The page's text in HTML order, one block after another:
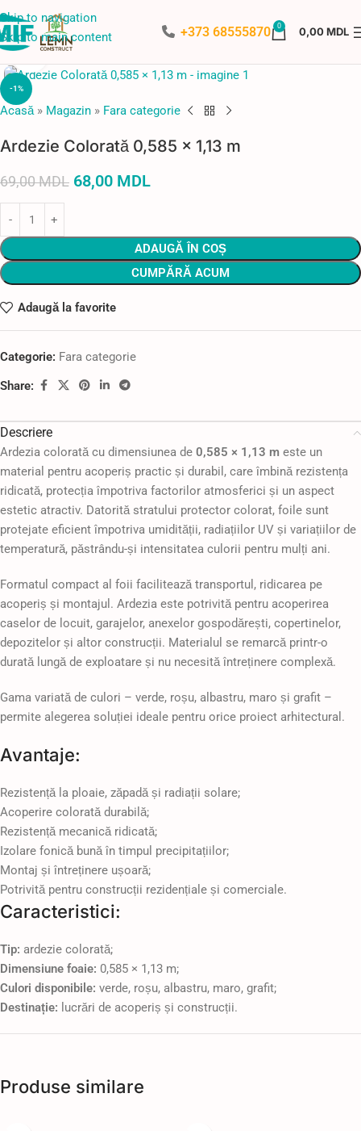
Skip to navigation
Skip to main content
+373 68555870 0 0,00MDL
-1%
Faceți click pentru a mări
Acasă» Magazin » Fara categorie
Ardezie Colorată 0,585 × 1,13 m
69,00MDL 68,00 MDL
ADAUGĂ ÎN COȘ
CUMPĂRĂ ACUM
Adaugă la favorite
Categorie: Fara categorie
Share:
Descriere
Ardezia colorată cu dimensiunea de 0,585 × 1,13 m este un
material pentru acoperiș practic și durabil, care îmbină rezistența
ridicată, protecția împotriva factorilor atmosferici și un aspect
estetic atractiv. Datorită stratului protector colorat, foile sunt
protejate eficient împotriva umidității, radiațiilor UV și variațiilor de
temperatură, păstrându-și intensitatea culorii pentru mulți ani.
Formatul compact al foii facilitează transportul, ridicarea pe
acoperiș și montajul. Ardezia este potrivită pentru acoperirea
caselor de locuit, garajelor, anexelor gospodărești, copertinelor,
depozitelor și altor construcții. Materialul se remarcă printr-o
durată lungă de exploatare și nu necesită întreținere complexă.
Gama variată de culori – verde, roșu, albastru, maro și grafit –
permite alegerea soluției ideale pentru orice proiect arhitectural.
Avantaje:
Rezistență la ploaie, zăpadă și radiații solare;
Acoperire colorată durabilă;
Rezistență mecanică ridicată;
Izolare fonică bună în timpul precipitațiilor;
Montaj și întreținere ușoară;
Potrivită pentru construcții rezidențiale și comerciale.
Caracteristici:
Tip: ardezie colorată;
Dimensiune foaie: 0,585 × 1,13 m;
Culori disponibile: verde, roșu, albastru, maro, grafit;
Destinație: lucrări de acoperiș și construcții.
Produse similare